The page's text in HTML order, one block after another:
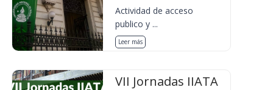
Actividad de acceso
publico y ...
Leer más
VII Jornadas IIATA